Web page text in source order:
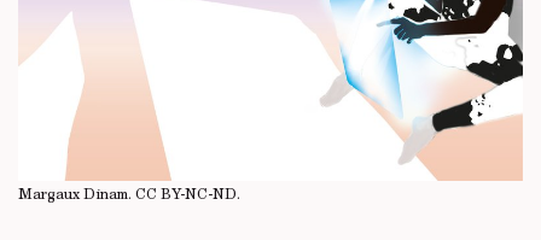
Margaux Dinam. CC BY-NC-ND.